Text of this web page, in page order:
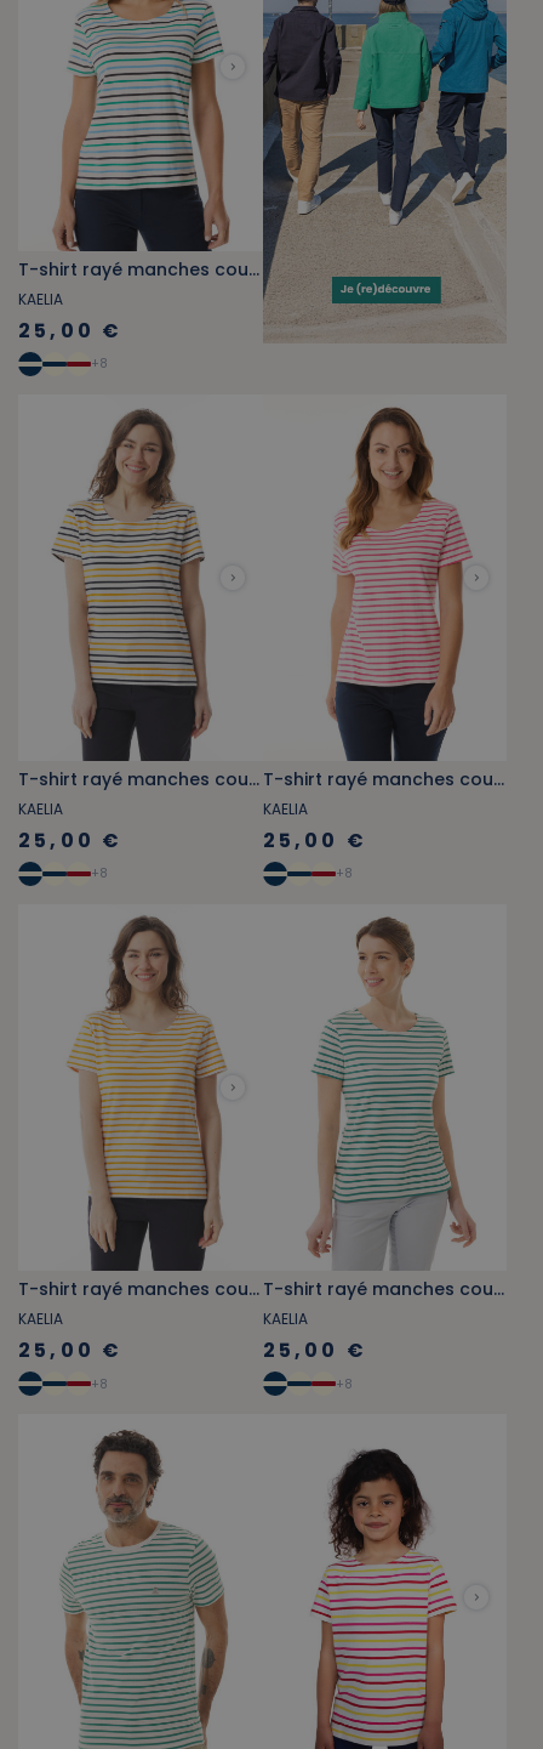
T-shirt rayé manches courtes multicolore bleu ciel
KAELIA
25,00 €
+8
T-shirt rayé manches courtes jaune orangé et bleu marine
KAELIA
25,00 €
+8
T-shirt rayé manches courtes rose fuschia
KAELIA
25,00 €
+8
T-shirt rayé manches courtes jaune orangé
KAELIA
25,00 €
+8
T-shirt rayé manches courtes vert jade
KAELIA
25,00 €
+8